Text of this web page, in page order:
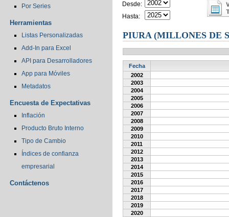
Por Series
Herramientas
Listas Personalizadas
Add-In para Excel
API para Desarrolladores
App para Móviles
Metadatos
Encuesta de Expectativas
Inflación
Producto Bruto Interno
Tipo de Cambio
Índices de confianza
empresarial
Contáctenos
Desde:
Hasta:
PIURA (MILLONES DE
Fecha
2002
2003
2004
2005
2006
2007
2008
2009
2010
2011
2012
2013
2014
2015
2016
2017
2018
2019
2020